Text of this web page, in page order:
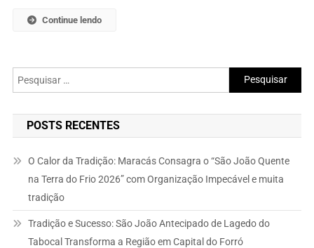
Continue lendo
Pesquisar
por:
POSTS RECENTES
O Calor da Tradição: Maracás Consagra o “São João Quente
na Terra do Frio 2026” com Organização Impecável e muita
tradição
Tradição e Sucesso: São João Antecipado de Lagedo do
Tabocal Transforma a Região em Capital do Forró